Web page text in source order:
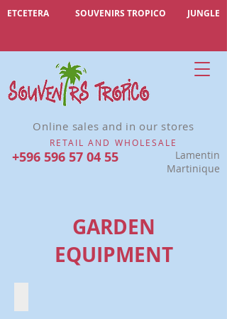
Online sales and in our stores
RETAIL AND WHOLESALE
+596 596 57 04 55
Lamentin
Martinique
ETCETERA SOUVENIRS TROPICO JUNGLE
GARDEN
EQUIPMENT